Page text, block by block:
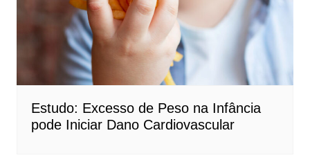
Estudo: Excesso de Peso na Infância
pode Iniciar Dano Cardiovascular